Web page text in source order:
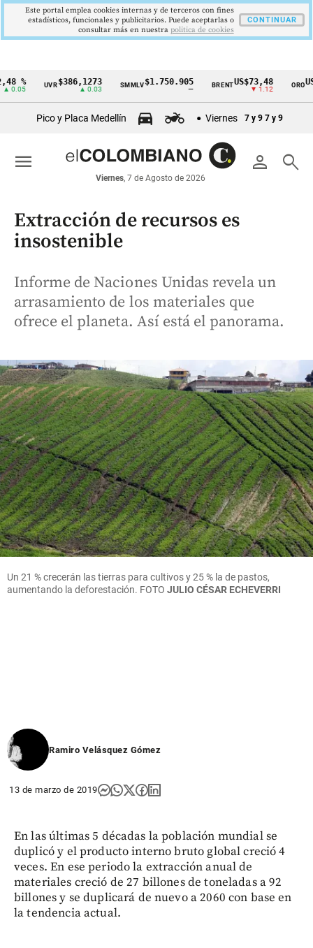
Cintillo
económicos
Colombia
% UVR$386,1273
▲ 0.03
SMMLV$1.750.905 BRENT US$73,48
▼ 1.12
ORO
Pico y Placa Medellín Viernes 7 y 9 7 y 9
person search
Viernes, 7 de Agosto de 2026
menu
Extracción de recursos es
insostenible
Informe de Naciones Unidas revela un
arrasamiento de los materiales que
ofrece el planeta. Así está el panorama.
Un 21 % crecerán las tierras para cultivos y 25 % la de pastos,
aumentando la deforestación. FOTO JULIO CÉSAR ECHEVERRI
Ramiro Velásquez Gómez
13 de marzo de 2019
En las últimas 5 décadas la población mundial se
duplicó y el producto interno bruto global creció 4
veces. En ese periodo la extracción anual de
materiales creció de 27 billones de toneladas a 92
billones y se duplicará de nuevo a 2060 con base en
la tendencia actual.
Este portal emplea cookies internas y de terceros con fines
estadísticos, funcionales y publicitarios. Puede aceptarlas o
consultar más en nuestra politica de cookies
CONTINUAR